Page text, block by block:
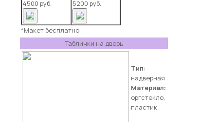
4500 руб.
5200 руб.
*Макет бесплатно
Таблички на дверь
Тип:
надверная
Материал:
оргстекло,
пластик